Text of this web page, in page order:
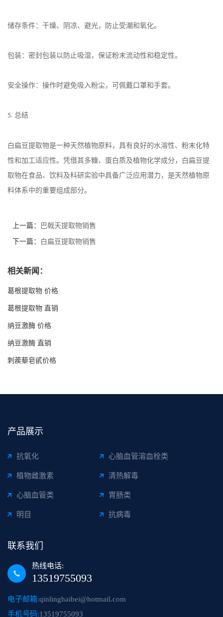
储存条件：干燥、阴凉、避光，防止受潮和氧化。
包装：密封包装以防止吸湿，保证粉末流动性和稳定性。
安全操作：操作时避免吸入粉尘，可佩戴口罩和手套。
5. 总结
白扁豆提取物是一种天然植物原料，具有良好的水溶性、粉末化特
性和加工适应性。凭借其多糖、蛋白质及植物化学成分，白扁豆提
取物在食品、饮料及科研实验中具备广泛应用潜力，是天然植物原
料体系中的重要组成部分。
上一篇： 巴戟天提取物销售
下一篇： 白扁豆提取物销售
相关新闻：
葛根提取物 价格
葛根提取物 直销
纳豆激酶 价格
纳豆激酶 直销
刺蒺藜皂甙价格
产品展示
抗氧化 心脑血管溶血栓类
植物雌激素 清热解毒
心脑血管类 胃肠类
明目 抗病毒
联系我们
热线电话:
13519755093
电子邮箱:qinlinghaibei@hotmail.com
手机号码:13519755093